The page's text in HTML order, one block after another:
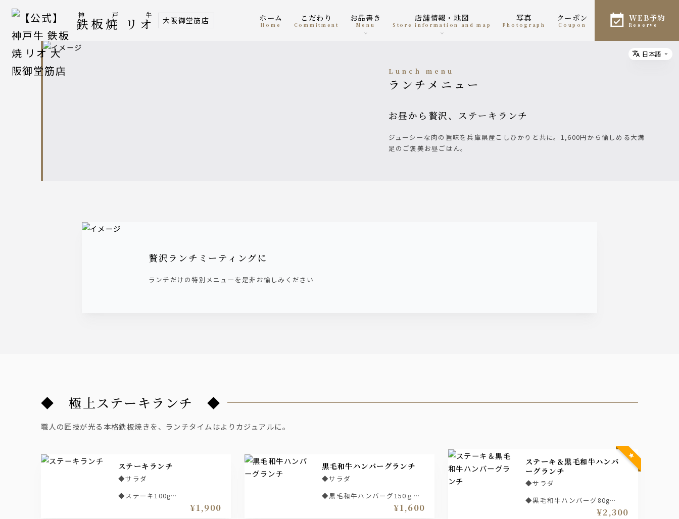
神戸牛
鉄板焼 リオ 大阪御堂筋店 ホーム
home
こだわり
Commitment
お品書き
menu
店舗情報・地図
Store information and map
写真
photograph
クーポン
coupon
WEB予約
reserve
Lunch menu
ランチメニュー
お昼から贅沢、ステーキランチ
ジューシーな肉の旨味を兵庫県産こしひかりと共に。1,600円から愉しめる大満
足のご褒美お昼ごはん。
贅沢ランチミーティングに
ランチだけの特別メニューを是非お愉しみください
◆ 極上ステーキランチ ◆
職人の匠技が光る本格鉄板焼きを、ランチタイムはよりカジュアルに。
ステーキランチ
◆サラダ
◆ステーキ100g
¥1,900
黒毛和牛ハンバーグランチ
◆サラダ
◆黒毛和牛ハンバーグ150ｇ
¥1,600
ステーキ＆黒毛和牛ハンバ
ーグランチ
◆サラダ
◆黒毛和牛ハンバーグ80g
¥2,300
Select
日本語